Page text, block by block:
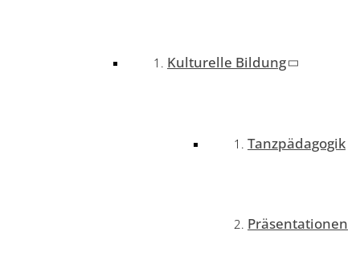
Kulturelle Bildung
Tanzpädagogik
Präsentationen